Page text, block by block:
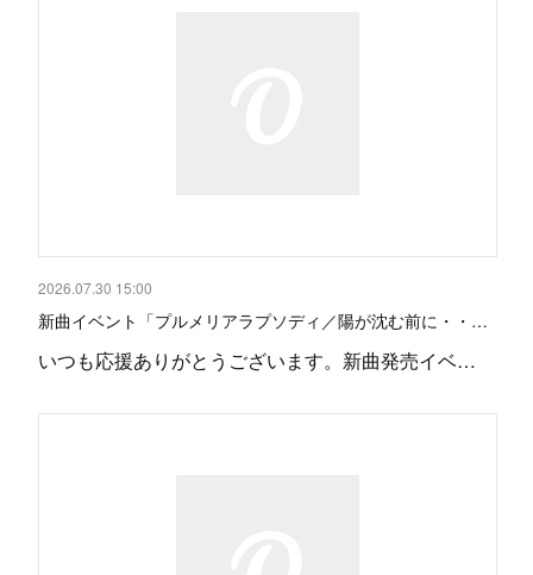
2026.07.30 15:00
新曲イベント「プルメリアラプソディ／陽が沈む前に・・…
いつも応援ありがとうございます。新曲発売イベ…